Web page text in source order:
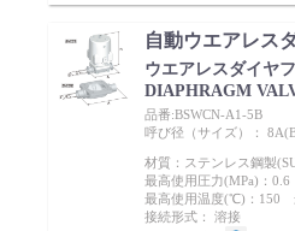
自動ウエアレス
ウエアレスダイヤ
DIAPHRAGM
品番:BSWCN-A1-5B
呼び径（サイズ）：
材質：ステンレス鋼製
最高使用圧力(MPa)：0.6
最高使用温度(℃)：150
接続形式： 溶接